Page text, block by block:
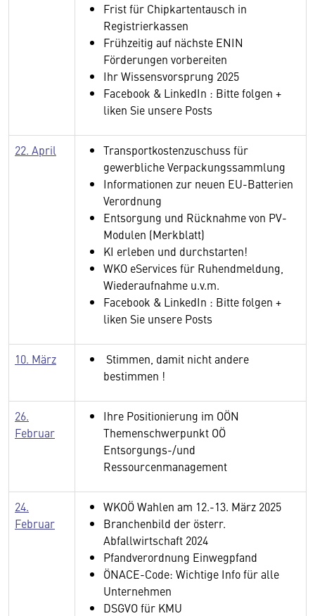
Frist für Chipkartentausch in
Registrierkassen
Frühzeitig auf nächste ENIN
Förderungen vorbereiten
Ihr Wissensvorsprung 2025
Facebook & LinkedIn : Bitte folgen +
liken Sie unsere Posts
22. April
Transportkostenzuschuss für
gewerbliche Verpackungssammlung
Informationen zur neuen EU-Batterien
Verordnung
Entsorgung und Rücknahme von PV-
Modulen (Merkblatt)
KI erleben und durchstarten!
WKO eServices für Ruhendmeldung,
Wiederaufnahme u.v.m.
Facebook & LinkedIn : Bitte folgen +
liken Sie unsere Posts
10. März
Stimmen, damit nicht andere
bestimmen !
26.
Februar
Ihre Positionierung im OÖN
Themenschwerpunkt OÖ
Entsorgungs-/und
Ressourcenmanagement
24.
Februar
WKOÖ Wahlen am 12.-13. März 2025
Branchenbild der österr.
Abfallwirtschaft 2024
Pfandverordnung Einwegpfand
ÖNACE-Code: Wichtige Info für alle
Unternehmen
DSGVO für KMU